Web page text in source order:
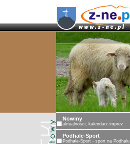
Nowiny
aktualności, kalendarz imprez
Podhale-Sport
Podhale-Sport - sport na Podhalu